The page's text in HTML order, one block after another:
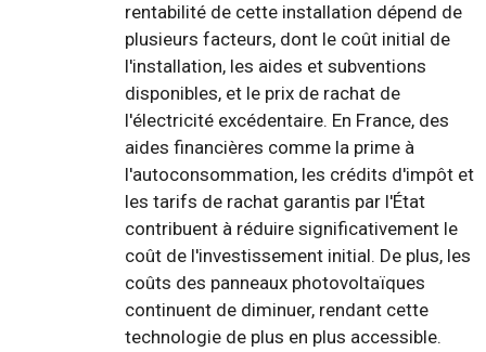
rentabilité de cette installation dépend de
plusieurs facteurs, dont le coût initial de
l'installation, les aides et subventions
disponibles, et le prix de rachat de
l'électricité excédentaire. En France, des
aides financières comme la prime à
l'autoconsommation, les crédits d'impôt et
les tarifs de rachat garantis par l'État
contribuent à réduire significativement le
coût de l'investissement initial. De plus, les
coûts des panneaux photovoltaïques
continuent de diminuer, rendant cette
technologie de plus en plus accessible.